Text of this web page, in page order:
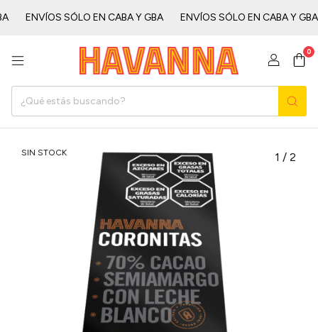
ENVÍOS SÓLO EN CABA Y GBAㅤㅤㅤㅤㅤ ENVÍOS SÓLO EN CABA Y GBAㅤㅤㅤㅤㅤ
0
SIN STOCK 1 / 2